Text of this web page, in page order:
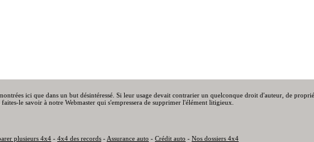
ici que dans un but désintéressé. Si leur usage devait contrarier un quelconque droit d'auteur, de
le savoir à notre Webmaster qui s'empressera de supprimer l'élément litigieux.
plusieurs 4x4 - 4x4 des records - Assurance auto - Crédit auto - Nos dossiers 4x4